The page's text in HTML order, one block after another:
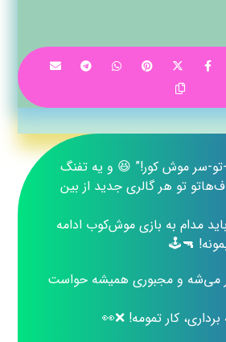
تو-سر موش کور!” 😆 و یه تفنگ
تو هر گالری جدید از بین
مدام به بازی موش‌کوب ادامه
🔫🕹️
می‌شه و مجبوری همیشه حواست
کار تمومه! ❌👀